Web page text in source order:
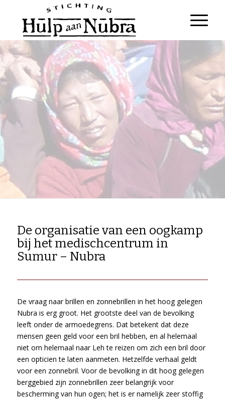
De organisatie van een oogkamp
bij het medischcentrum in
Sumur – Nubra
De vraag naar brillen en zonnebrillen in het hoog gelegen
Nubra is erg groot. Het grootste deel van de bevolking
leeft onder de armoedegrens. Dat betekent dat deze
mensen geen geld voor een bril hebben, en al helemaal
niet om helemaal naar Leh te reizen om zich een bril door
een opticien te laten aanmeten. Hetzelfde verhaal geldt
voor een zonnebril. Voor de bevolking in dit hoog gelegen
berggebied zijn zonnebrillen zeer belangrijk voor
bescherming van hun ogen; het is er namelijk zeer stoffig